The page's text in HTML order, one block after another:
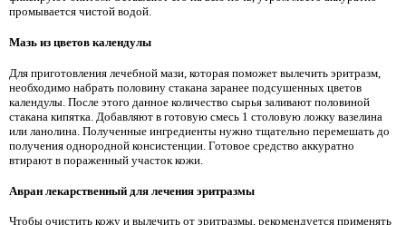
промывается чистой водой.
Мазь из цветов календулы
Для приготовления лечебной мази, которая поможет вылечить эритразм,
необходимо набрать половину стакана заранее подсушенных цветов
календулы. После этого данное количество сырья заливают половиной
стакана кипятка. Добавляют в готовую смесь 1 столовую ложку вазелина
или ланолина. Полученные ингредиенты нужно тщательно перемешать до
получения однородной консистенции. Готовое средство аккуратно
втирают в пораженный участок кожи.
Авран лекарственный для лечения эритразмы
Чтобы очистить кожу и вылечить от эритразмы, рекомендуется применять